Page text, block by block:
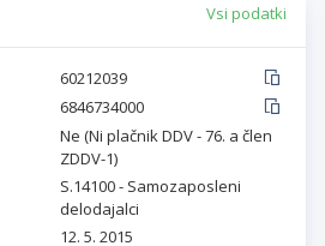
Vsi podatki
60212039
6846734000
Ne (Ni plačnik DDV - 76. a člen
ZDDV-1)
S.14100 - Samozaposleni
delodajalci
12. 5. 2015